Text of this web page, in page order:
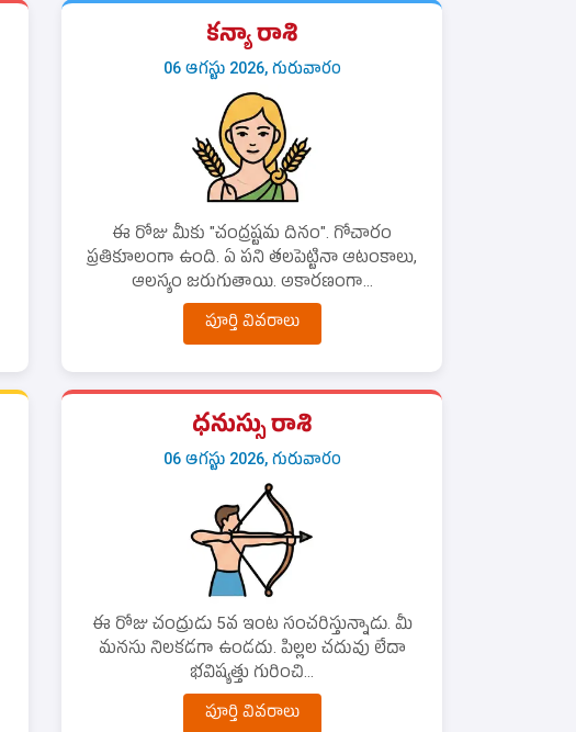
కన్యా రాశి
06 ఆగస్టు 2026, గురువారం
ఈ రోజు మీకు "చంద్రష్టమ దినం". గోచారం
ప్రతికూలంగా ఉంది. ఏ పని తలపెట్టినా ఆటంకాలు,
ఆలస్యం జరుగుతాయి. అకారణంగా...
పూర్తి వివరాలు
ధనుస్సు రాశి
06 ఆగస్టు 2026, గురువారం
ఈ రోజు చంద్రుడు 5వ ఇంట సంచరిస్తున్నాడు. మీ
మనసు నిలకడగా ఉండదు. పిల్లల చదువు లేదా
భవిష్యత్తు గురించి...
పూర్తి వివరాలు